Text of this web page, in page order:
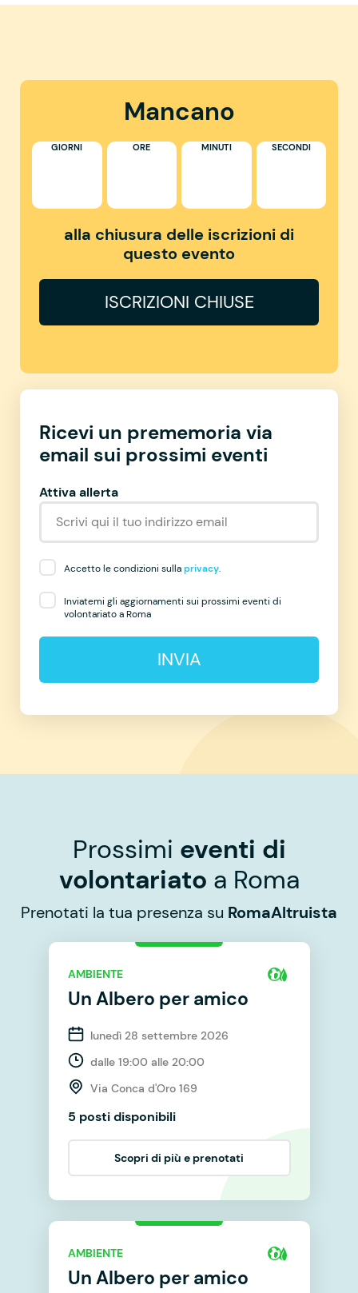
Mancano
GIORNI ORE MINUTI SECONDI
alla chiusura delle iscrizioni di
questo evento
ISCRIZIONI CHIUSE
Ricevi un prememoria via
email sui prossimi eventi
Attiva allerta
Accetto le condizioni sullaprivacy.
Inviatemi gli aggiornamenti sui prossimi eventi di
volontariato a Roma
INVIA
Prossimi eventi di
volontariato a Roma
Prenotati la tua presenza su RomaAltruista
AMBIENTE
Un Albero per amico
lunedì 28 settembre 2026
dalle 19:00 alle 20:00
Via Conca d'Oro 169
5 posti disponibili
Scopri di più e prenotati
AMBIENTE
Un Albero per amico